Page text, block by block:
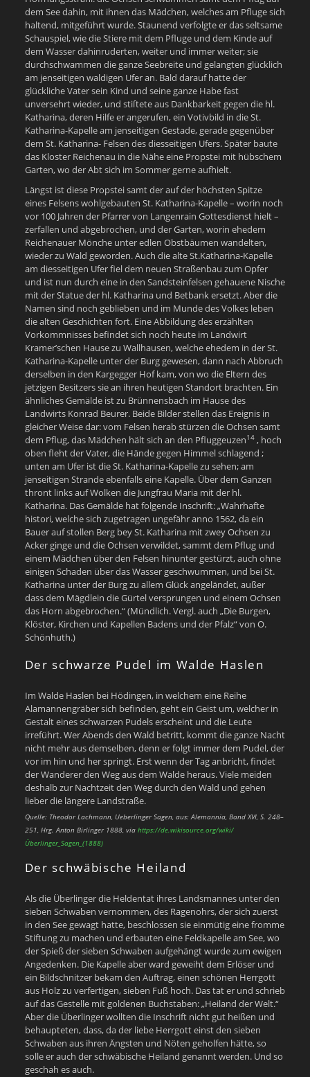
dem See dahin, mit ihnen das Mädchen, welches am Pfluge sich
haltend, mitgeführt wurde. Staunend verfolgte er das seltsame
Schauspiel, wie die Stiere mit dem Pfluge und dem Kinde auf
dem Wasser dahinruderten, weiter und immer weiter; sie
durchschwammen die ganze Seebreite und gelangten glücklich
am jenseitigen waldigen Ufer an. Bald darauf hatte der
glückliche Vater sein Kind und seine ganze Habe fast
unversehrt wieder, und stiſtete aus Dankbarkeit gegen die hl.
Katharina, deren Hilfe er angerufen, ein Votivbild in die St.
Katharina-Kapelle am jenseitigen Gestade, gerade gegenüber
dem St. Katharina- Felsen des diesseitigen Ufers. Später baute
das Kloster Reichenau in die Nähe eine Propstei mit hübschem
Garten, wo der Abt sich im Sommer gerne aufhielt.
Längst ist diese Propstei samt der auf der höchsten Spitze
eines Felsens wohlgebauten St. Katharina-Kapelle – worin noch
vor 100 Jahren der Pfarrer von Langenrain Gottesdienst hielt –
zerfallen und abgebrochen, und der Garten, worin ehedem
Reichenauer Mönche unter edlen Obstbäumen wandelten,
wieder zu Wald geworden. Auch die alte St.Katharina-Kapelle
am diesseitigen Ufer fiel dem neuen Straßenbau zum Opfer
und ist nun durch eine in den Sandsteinfelsen gehauene Nische
mit der Statue der hl. Katharina und Betbank ersetzt. Aber die
Namen sind noch geblieben und im Munde des Volkes leben
die alten Geschichten fort. Eine Abbildung des erzählten
Vorkommnisses befindet sich noch heute im Landwirt
Kramer’schen Hause zu Wallhausen, welche ehedem in der St.
Katharina-Kapelle unter der Burg gewesen, dann nach Abbruch
derselben in den Kargegger Hof kam, von wo die Eltern des
jetzigen Besitzers sie an ihren heutigen Standort brachten. Ein
ähnliches Gemälde ist zu Brünnensbach im Hause des
Landwirts Konrad Beurer. Beide Bilder stellen das Ereignis in
gleicher Weise dar: vom Felsen herab stürzen die Ochsen samt
dem Pflug, das Mädchen hält sich an den Pfluggeuzen14, hoch
oben fleht der Vater, die Hände gegen Himmel schlagend ;
unten am Ufer ist die St. Katharina-Kapelle zu sehen; am
jenseitigen Strande ebenfalls eine Kapelle. Über dem Ganzen
thront links auf Wolken die Jungfrau Maria mit der hl.
Katharina. Das Gemälde hat folgende Inschrift: „Wahrhafte
histori, welche sich zugetragen ungefähr anno 1562, da ein
Bauer auf stollen Berg bey St. Katharina mit zwey Ochsen zu
Acker ginge und die Ochsen verwildet, sammt dem Pflug und
einem Mädchen über den Felsen hinunter gestürzt, auch ohne
einigen Schaden über das Wasser geschwummen, und bei St.
Katharina unter der Burg zu allem Glück angeländet, außer
dass dem Mägdlein die Gürtel versprungen und einem Ochsen
das Horn abgebrochen.“ (Mündlich. Vergl. auch „Die Burgen,
Klöster, Kirchen und Kapellen Badens und der Pfalz“ von O.
Schönhuth.)
Der schwarze Pudel im Walde Haslen
Im Walde Haslen bei Hödingen, in welchem eine Reihe
Alamannengräber sich befinden, geht ein Geist um, welcher in
Gestalt eines schwarzen Pudels erscheint und die Leute
irreführt. Wer Abends den Wald betritt, kommt die ganze Nacht
nicht mehr aus demselben, denn er folgt immer dem Pudel, der
vor im hin und her springt. Erst wenn der Tag anbricht, findet
der Wanderer den Weg aus dem Walde heraus. Viele meiden
deshalb zur Nachtzeit den Weg durch den Wald und gehen
lieber die längere Landstraße.
Quelle: Theodor Lachmann, Ueberlinger Sagen, aus: Alemannia, Band XVI, S. 248–
251, Hrg. Anton Birlinger 1888, via https://de.wikisource.org/wiki/
Überlinger_Sagen_(1888)
Der schwäbische Heiland
Als die Überlinger die Heldentat ihres Landsmannes unter den
sieben Schwaben vernommen, des Ragenohrs, der sich zuerst
in den See gewagt hatte, beschlossen sie einmütig eine fromme
Stiftung zu machen und erbauten eine Feldkapelle am See, wo
der Spieß der sieben Schwaben aufgehängt wurde zum ewigen
Angedenken. Die Kapelle aber ward geweiht dem Erlöser und
ein Bildschnitzer bekam den Auftrag, einen schönen Herrgott
aus Holz zu verfertigen, sieben Fuß hoch. Das tat er und schrieb
auf das Gestelle mit goldenen Buchstaben: „Heiland der Welt.“
Aber die Überlinger wollten die Inschrift nicht gut heißen und
behaupteten, dass, da der liebe Herrgott einst den sieben
Schwaben aus ihren Ängsten und Nöten geholfen hätte, so
solle er auch der schwäbische Heiland genannt werden. Und so
geschah es auch.